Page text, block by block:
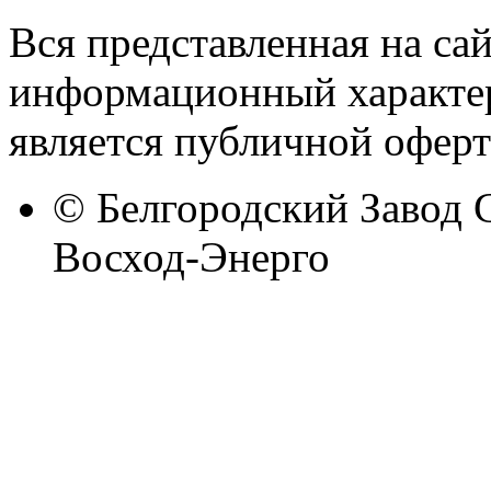
Вся представленная на
информационный
является публичной
© Белгородский Завод
Восход-Энерго